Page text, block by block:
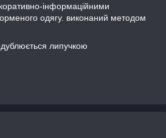
інформаційними
одягу. виконаний методом
липучкою